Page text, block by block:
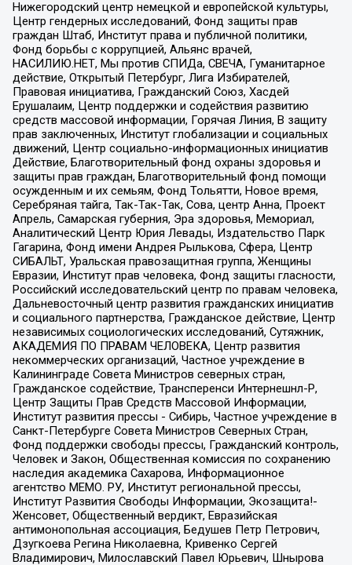
Нижегородский центр немецкой и европейской культуры,
Центр гендерных исследований, Фонд защиты прав
граждан Штаб, Институт права и публичной политики,
Фонд борьбы с коррупцией, Альянс врачей,
НАСИЛИЮ.НЕТ, Мы против СПИДа, СВЕЧА, Гуманитарное
действие, Открытый Петербург, Лига Избирателей,
Правовая инициатива, Гражданский Союз, Хасдей
Ерушалаим, Центр поддержки и содействия развитию
средств массовой информации, Горячая Линия, В защиту
прав заключенных, Институт глобализации и социальных
движений, Центр социально-информационных инициатив
Действие, Благотворительный фонд охраны здоровья и
защиты прав граждан, Благотворительный фонд помощи
осужденным и их семьям, Фонд Тольятти, Новое время,
Серебряная тайга, Так-Так-Так, Сова, центр Анна, Проект
Апрель, Самарская губерния, Эра здоровья, Мемориал,
Аналитический Центр Юрия Левады, Издательство Парк
Гагарина, Фонд имени Андрея Рылькова, Сфера, Центр
СИБАЛЬТ, Уральская правозащитная группа, Женщины
Евразии, Институт прав человека, Фонд защиты гласности,
Российский исследовательский центр по правам человека,
Дальневосточный центр развития гражданских инициатив
и социального партнерства, Гражданское действие, Центр
независимых социологических исследований, Сутяжник,
АКАДЕМИЯ ПО ПРАВАМ ЧЕЛОВЕКА, Центр развития
некоммерческих организаций, Частное учреждение в
Калининграде Совета Министров северных стран,
Гражданское содействие, Трансперенси Интернешнл-Р,
Центр Защиты Прав Средств Массовой Информации,
Институт развития прессы - Сибирь, Частное учреждение в
Санкт-Петербурге Совета Министров Северных Стран,
Фонд поддержки свободы прессы, Гражданский контроль,
Человек и Закон, Общественная комиссия по сохранению
наследия академика Сахарова, Информационное
агентство МЕМО. РУ, Институт региональной прессы,
Институт Развития Свободы Информации, Экозащита!-
Женсовет, Общественный вердикт, Евразийская
антимонопольная ассоциация, Бедушев Петр Петрович,
Дзугкоева Регина Николаевна, Кривенко Сергей
Владимирович, Милославский Павел Юрьевич, Шнырова